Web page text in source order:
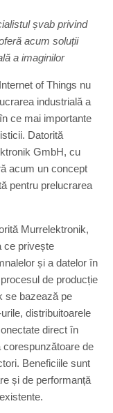
șvab privind
acum soluții
a imaginilor
of Things nu
industrială a
ce mai importante
Datorită
GmbH, cu
acum un concept
pentru prelucrarea
Murrelektronik,
ce privește
și a datelor în
de producție
se bazează pe
distribuitoarele
direct în
corespunzătoare de
Beneficiile sunt
și de performanță